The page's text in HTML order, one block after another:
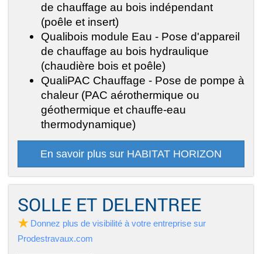
de chauffage au bois indépendant
(poêle et insert)
Qualibois module Eau - Pose d'appareil
de chauffage au bois hydraulique
(chaudière bois et poêle)
QualiPAC Chauffage - Pose de pompe à
chaleur (PAC aérothermique ou
géothermique et chauffe-eau
thermodynamique)
En savoir plus sur HABITAT HORIZON
SOLLE ET DELENTREE
Donnez plus de visibilité à votre entreprise sur
Prodestravaux.com